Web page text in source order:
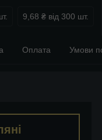
9,68 ₴ від 300 шт.
Оплата Умови